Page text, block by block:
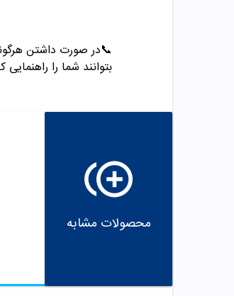
📞در صورت داشتن هرگونه
بتوانند شما را راهنمایی
محصولات مشابه